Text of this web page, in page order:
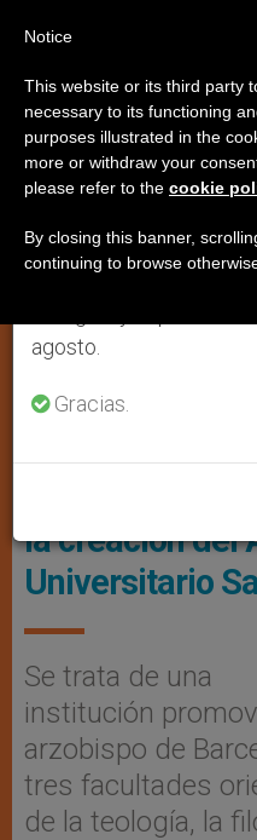
IGLESIA LOCAL
España: luz
la creación del
Universitario
Se trata de una
institución
arzobispo de
tres facultades
de la teología, la
Aviso
Del 27 de julio al 7
anual, aprovechando
se generan menos
agosto.
Gracias.
Notice
This website or its third party
necessary to its functioning
purposes illustrated in the
more or withdraw your
please refer to the cookie
By closing this banner,
continuing to browse